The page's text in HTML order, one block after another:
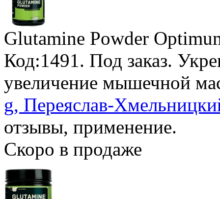
Glutamine Powder
Код:1491. Под заказ.
увеличение мышечной
g, Переяслав-
отзывы, применение.
Скоро в продаже